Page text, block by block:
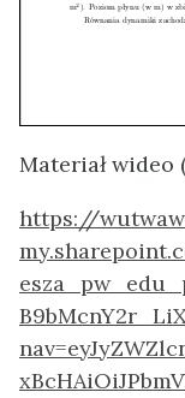
Materiał wideo
https://